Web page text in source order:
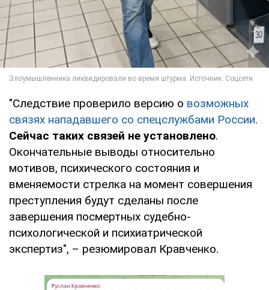
"Следствие проверило версию о возможных
связях нападавшего со спецслужбами России.
Сейчас таких связей не установлено.
Окончательные выводы относительно
мотивов, психического состояния и
вменяемости стрелка на момент совершения
преступления будут сделаны после
завершения посмертных судебно-
психологической и психиатрической
экспертиз", – резюмировал Кравченко.